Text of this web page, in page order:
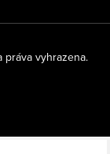
práva vyhrazena.